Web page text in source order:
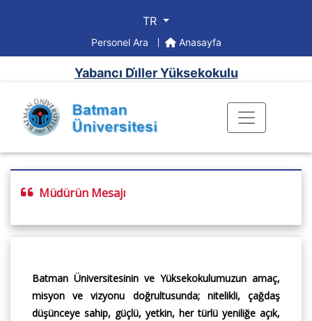
TR
Personel Ara Anasayfa
Yabancı Di̇ller Yüksekokulu
Müdürün Mesajı
Batman Üniversitesinin ve Yüksekokulumuzun amaç,
misyon ve vizyonu doğrultusunda; nitelikli, çağdaş
düşünceye sahip, güçlü, yetkin, her türlü yeniliğe açık,